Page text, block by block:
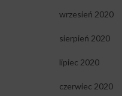
wrzesień 2020
sierpień 2020
lipiec 2020
czerwiec 2020